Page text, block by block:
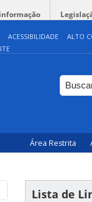
ACESSIBILIDADE
ALTO
Área Restrita
Lista de